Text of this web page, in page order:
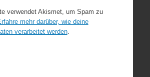
verwendet Akismet, um Spam zu
mehr darüber, wie deine
verarbeitet werden.